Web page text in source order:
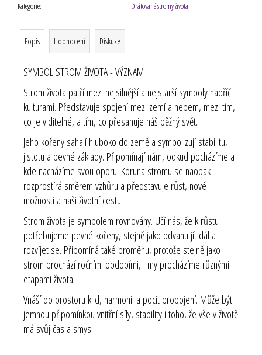
Kategorie: Drátované stromy života
Popis Hodnocení Diskuze
SYMBOL STROM ŽIVOTA - VÝZNAM
Strom života patří mezi nejsilnější a nejstarší symboly napříč
kulturami. Představuje spojení mezi zemí a nebem, mezi tím,
co je viditelné, a tím, co přesahuje náš běžný svět.
Jeho kořeny sahají hluboko do země a symbolizují stabilitu,
jistotu a pevné základy. Připomínají nám, odkud pocházíme a
kde nacházíme svou oporu. Koruna stromu se naopak
rozprostírá směrem vzhůru a představuje růst, nové
možnosti a naši životní cestu.
Strom života je symbolem rovnováhy. Učí nás, že k růstu
potřebujeme pevné kořeny, stejně jako odvahu jít dál a
rozvíjet se. Připomíná také proměnu, protože stejně jako
strom prochází ročními obdobími, i my procházíme různými
etapami života.
Vnáší do prostoru klid, harmonii a pocit propojení. Může být
jemnou připomínkou vnitřní síly, stability i toho, že vše v životě
má svůj čas a smysl.